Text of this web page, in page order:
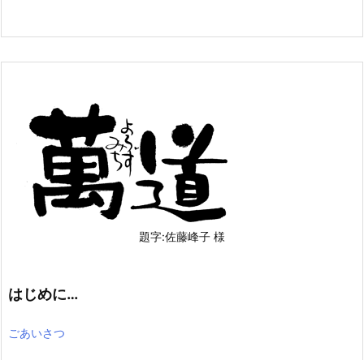
題字:佐藤峰子 様
はじめに…
ごあいさつ